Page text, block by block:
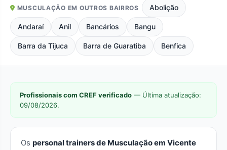
MUSCULAÇÃO EM OUTROS BAIRROS Abolição
Andaraí Anil Bancários Bangu
Barra da Tijuca Barra de Guaratiba Benfica
Profissionais com CREF verificado — Última atualização:
09/08/2026.
Os personal trainers de Musculação em Vicente